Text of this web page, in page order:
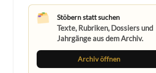
Stöbern statt suchen
Texte, Rubriken, Dossiers und
Jahrgänge aus dem Archiv.
Archiv öffnen